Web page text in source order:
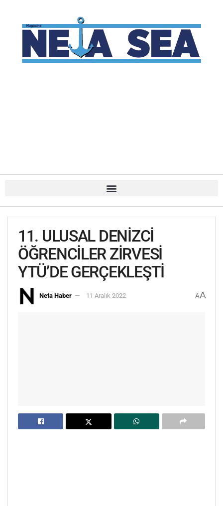
11. ULUSAL DENİZCİ
ÖĞRENCİLER ZİRVESİ
YTÜ’DE GERÇEKLEŞTİ
Neta Haber 11 Aralık 2022 AA